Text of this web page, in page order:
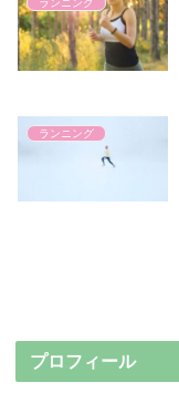
ランニング
ランニング
プロフィール